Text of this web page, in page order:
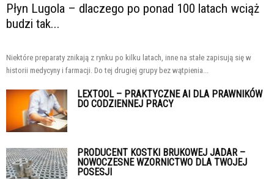
Płyn Lugola – dlaczego po ponad 100 latach wciąż
budzi tak...
Niektóre preparaty znikają z rynku po kilku latach, inne na stałe zapisują się w
historii medycyny i farmacji. Do tej drugiej grupy bez wątpienia...
LEXTOOL – PRAKTYCZNE AI DLA PRAWNIKÓW
DO CODZIENNEJ PRACY
PRODUCENT KOSTKI BRUKOWEJ JADAR –
NOWOCZESNE WZORNICTWO DLA TWOJEJ
POSESJI